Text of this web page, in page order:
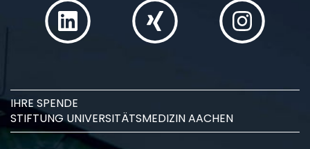
IHRE SPENDE
STIFTUNG UNIVERSITÄTSMEDIZIN AACHEN